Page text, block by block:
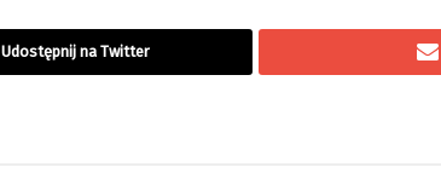
Udostępnij na Twitter